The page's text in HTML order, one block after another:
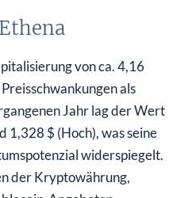
von ca. 4,16
als
Jahr lag der Wert
1,328 $ (Hoch), was seine
widerspiegelt.
der Kryptowährung,